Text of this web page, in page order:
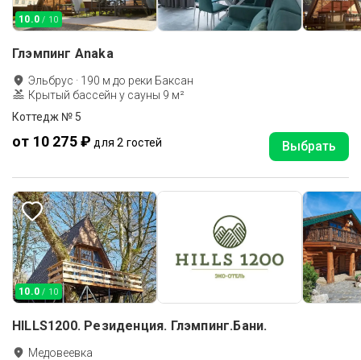
10.0 / 10
Глэмпинг Anaka
Эльбрус · 190 м до реки Баксан
Крытый бассейн у сауны 9 м²
Коттедж № 5
от 10 275 ₽ для 2 гостей Выбрать
10.0 / 10
HILLS1200. Резиденция. Глэмпинг.Бани.
Медовеевка